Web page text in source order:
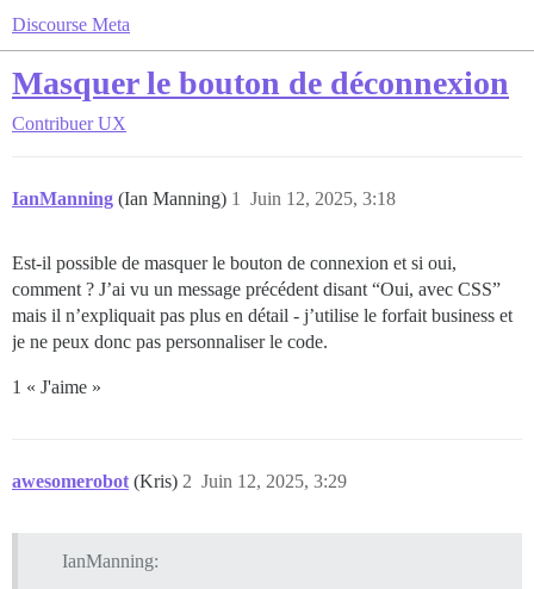
Discourse Meta
Masquer le bouton de déconnexion
Contribuer UX
IanManning (Ian Manning) Juin 12, 2025, 3:18
1
Est-il possible de masquer le bouton de connexion et si oui,
comment ? J’ai vu un message précédent disant “Oui, avec CSS”
mais il n’expliquait pas plus en détail - j’utilise le forfait business et
je ne peux donc pas personnaliser le code.
1 « J'aime »
awesomerobot (Kris) Juin 12, 2025, 3:29
2
IanManning: